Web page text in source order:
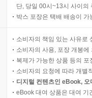
단, 당일 00시~13시 사이의
박스 포장은 택배 배송이
소비자의 책임 있는 사유로
소비자의 사용, 포장 개봉
복제가 가능한 상품 등의
소비자의 요청에 따라 개별
디지털 컨텐츠인 eBook,
eBook 대여 상품은 대여 기